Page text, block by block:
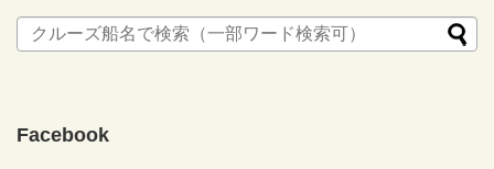
Facebook